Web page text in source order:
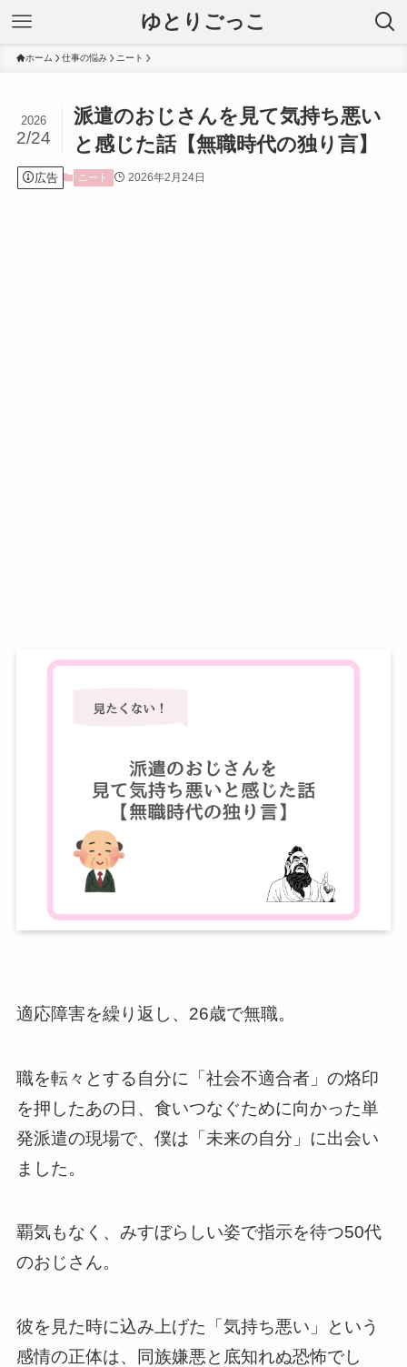
ゆとりごっこ
ホーム 仕事の悩み ニート
派遣のおじさんを見て気持ち悪い
と感じた話【無職時代の独り言】
2026
2/24
広告 ニート 2026年2月24日
適応障害を繰り返し、26歳で無職。
職を転々とする自分に「社会不適合者」の烙印
を押したあの日、食いつなぐために向かった単
発派遣の現場で、僕は「未来の自分」に出会い
ました。
覇気もなく、みすぼらしい姿で指示を待つ50代
のおじさん。
彼を見た時に込み上げた「気持ち悪い」という
感情の正体は、同族嫌悪と底知れぬ恐怖でし